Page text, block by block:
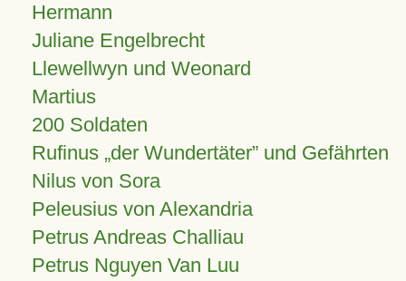
Hermann
Juliane Engelbrecht
Llewellwyn und Weonard
Martius
200 Soldaten
Rufinus „der Wundertäter” und Gefährten
Nilus von Sora
Peleusius von Alexandria
Petrus Andreas Challiau
Petrus Nguyen Van Luu